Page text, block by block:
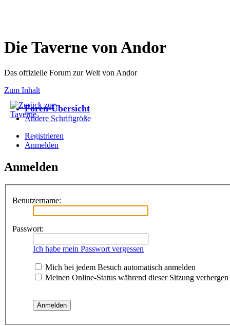
Die Taverne von Andor
Das offizielle Forum zur Welt von Andor
Zum Inhalt
Foren-Übersicht
Ändere Schriftgröße
Registrieren
Anmelden
Anmelden
Benutzername:
Passwort:
Ich habe mein Passwort vergessen
Mich bei jedem Besuch automatisch anmelden
Meinen Online-Status während dieser Sitzung verbergen